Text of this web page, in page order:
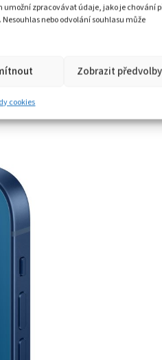
zpracovávat údaje, jako je chování
nebo odvolání souhlasu může
Zobrazit předvolby
cookies
nabízí
Shield.